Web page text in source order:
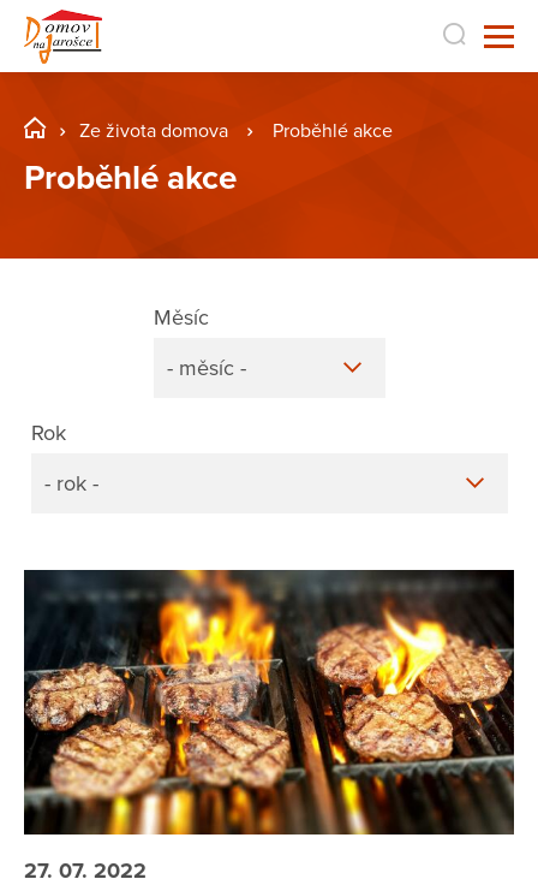
Ze života domova Proběhlé akce
Proběhlé akce
Rok
- rok -
Měsíc
- měsíc -
27. 07. 2022